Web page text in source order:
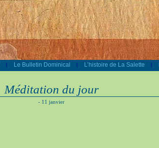
| Le Bulletin Dominical | L’histoire de La Salette |
Méditation du jour
- 11 janvier